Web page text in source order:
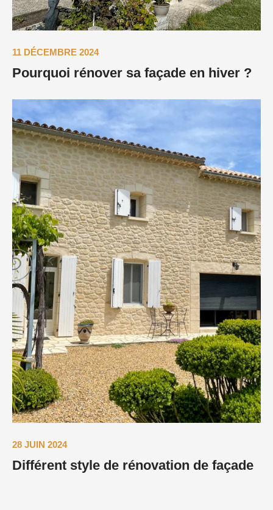
11 DÉCEMBRE 2024
Pourquoi rénover sa façade en hiver ?
28 JUIN 2024
Différent style de rénovation de façade